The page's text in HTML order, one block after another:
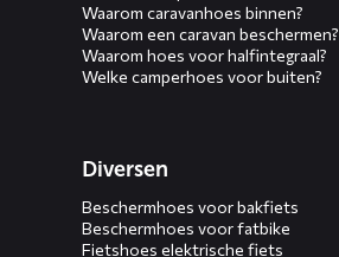
Waarom caravanhoes binnen?
Waarom een caravan beschermen?
Waarom hoes voor halfintegraal?
Welke camperhoes voor buiten?
Diversen
Beschermhoes voor bakfiets
Beschermhoes voor fatbike
Fietshoes elektrische fiets